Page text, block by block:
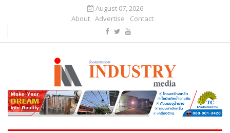
August 07, 2026
About Advertise Contact